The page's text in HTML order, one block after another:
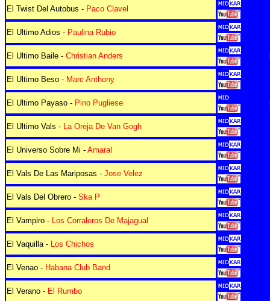
El Twist Del Autobus - Paco Clavel
El Ultimo Adios - Paulina Rubio
El Ultimo Baile - Christian Anders
El Ultimo Beso - Marc Anthony
El Ultimo Payaso - Pino Pugliese
El Ultimo Vals - La Oreja De Van Gogh
El Universo Sobre Mi - Amaral
El Vals De Las Mariposas - Jose Velez
El Vals Del Obrero - Ska P
El Vampiro - Los Corraleros De Majagual
El Vaquilla - Los Chichos
El Venao - Habana Club Band
El Verano - El Rumbo